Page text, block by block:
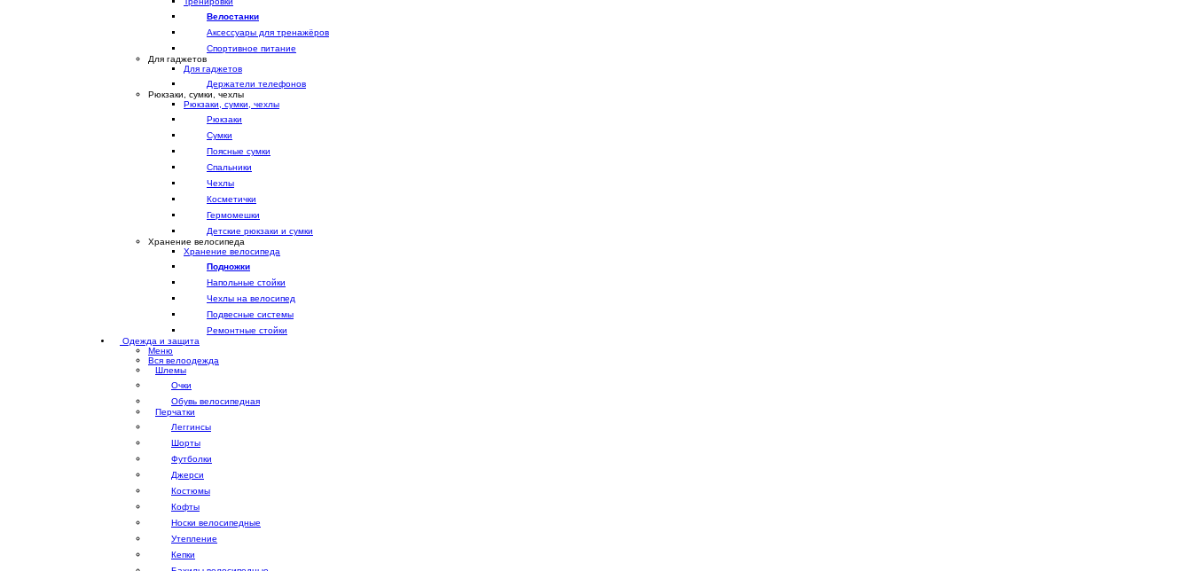
Велостанки
Аксессуары для тренажёров
Спортивное питание
Для гаджетов
Для гаджетов
Держатели телефонов
Рюкзаки, сумки, чехлы
Рюкзаки, сумки, чехлы
Рюкзаки
Сумки
Поясные сумки
Спальники
Чехлы
Косметички
Гермомешки
Детские рюкзаки и сумки
Хранение велосипеда
Хранение велосипеда
Подножки
Напольные стойки
Чехлы на велосипед
Подвесные системы
Ремонтные стойки
Одежда и защита
Меню
Вся велоодежда
Шлемы
Очки
Обувь велосипедная
Перчатки
Леггинсы
Шорты
Футболки
Джерси
Костюмы
Кофты
Носки велосипедные
Утепление
Кепки